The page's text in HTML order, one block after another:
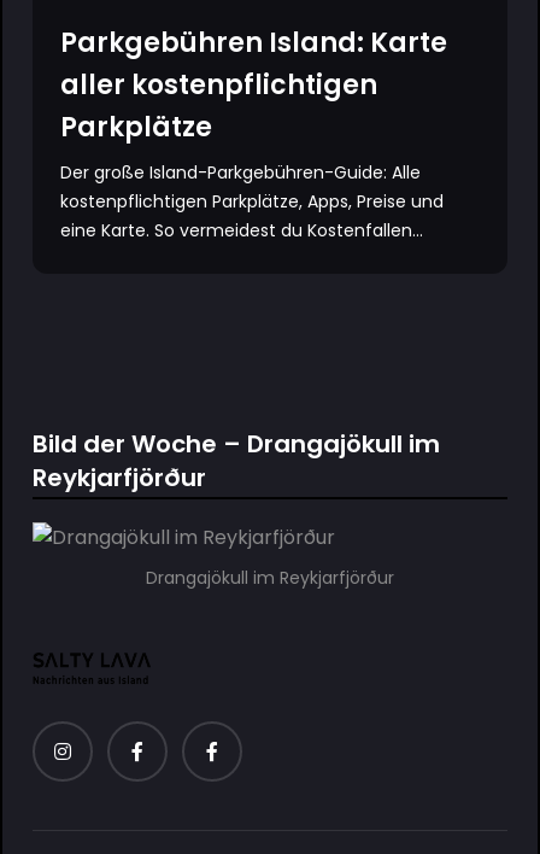
Parkgebühren Island: Karte
aller kostenpflichtigen
Parkplätze
Der große Island-Parkgebühren-Guide: Alle
kostenpflichtigen Parkplätze, Apps, Preise und
eine Karte. So vermeidest du Kostenfallen...
Bild der Woche – Drangajökull im
Reykjarfjörður
Drangajökull im Reykjarfjörður